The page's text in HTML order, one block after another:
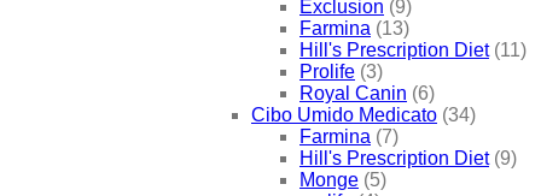
Exclusion (9)
Farmina (13)
Hill's Prescription Diet (11)
Prolife (3)
Royal Canin (6)
Cibo Umido Medicato (34)
Farmina (7)
Hill's Prescription Diet (9)
Monge (5)